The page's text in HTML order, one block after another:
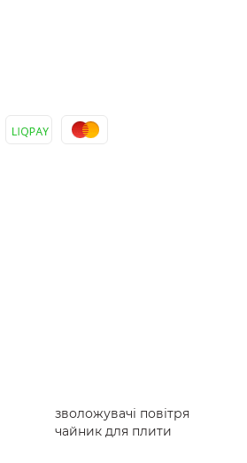
зволожувачі повітря
чайник для плити